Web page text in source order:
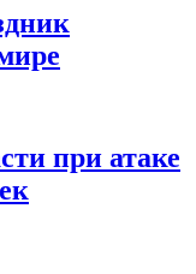
при атаке